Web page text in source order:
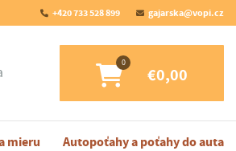
+420 733 528 899 gajarska@vopi.cz
€0,00
mieru Autopoťahy a poťahy do auta